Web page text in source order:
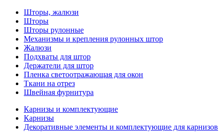
Шторы, жалюзи
Шторы
Шторы рулонные
Механизмы и крепления рулонных штор
Жалюзи
Подхваты для штор
Держатели для штор
Пленка светоотражающая для окон
Ткани на отрез
Швейная фурнитура
Карнизы и комплектующие
Карнизы
Декоративные элементы и комплектующие для карнизов